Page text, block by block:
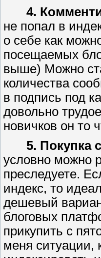
4.
не попал в
о себе как
посещаемых
выше) Можно
количества
в подпись под
довольно
новичков он то
5. Покупка
условно можно
преследуете.
индекс, то
дешевый
блоговых
прикупить с
меня ситуации,